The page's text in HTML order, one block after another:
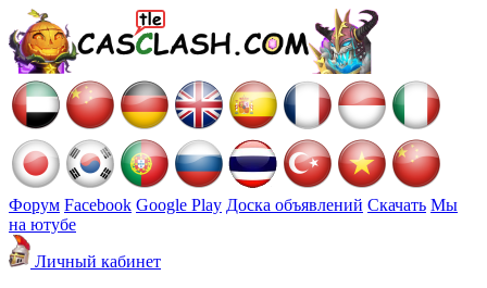
Форум Facebook Google Play Доска объявлений Скачать Мы
на ютубе
Личный кабинет